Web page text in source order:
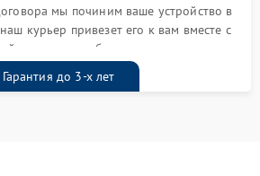
мы починим ваше устройство в
курьер привезет его к вам вместе с
талоном бесплатно
Гарантия до 3-х лет